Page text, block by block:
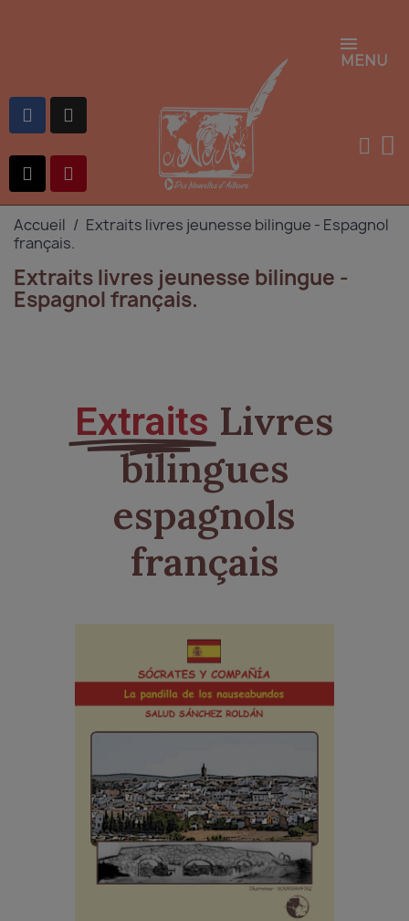
MENU
Accueil
Extraits livres jeunesse bilingue - Espagnol
français.
Extraits livres jeunesse bilingue -
Espagnol français.
Extraits Livres
bilingues
espagnols
français